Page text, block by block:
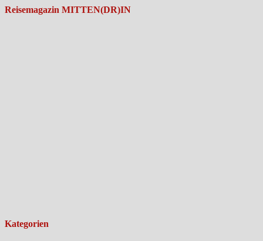
Reisemagazin MITTEN(DR)IN
Kategorien